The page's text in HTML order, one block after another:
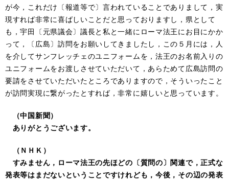
が今，これだけ〔報道等で〕言われていることでありまして，実
現すれば非常に喜ばしいことだと思っておりますし，県として
も，宇田〔元県議会〕議長と私と一緒にローマ法王にお目にかか
って，〔広島〕訪問をお願いしてきましたし，この５月には，人
を介してサンフレッチェのユニフォームを，法王のお名前入りの
ユニフォームをお渡しさせていただいて，あらためて広島訪問の
要請をさせていただいたところでありますので，そういったこと
が訪問実現に繋がったとすれば，非常に嬉しいと思っています。
（中国新聞）
ありがとうございます。
（ＮＨＫ）
すみません，ローマ法王の先ほどの〔質問の〕関連で，正式な
発表等はまだないということですけれども，今後，その辺の発表